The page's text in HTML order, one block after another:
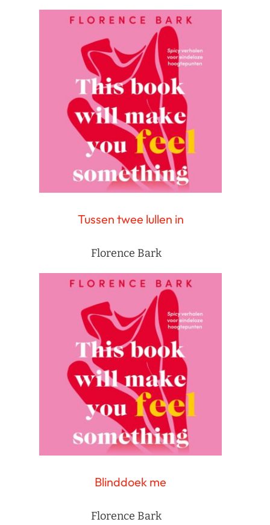
Tussen twee lullen in
Florence Bark
Blinddoek me
Florence Bark